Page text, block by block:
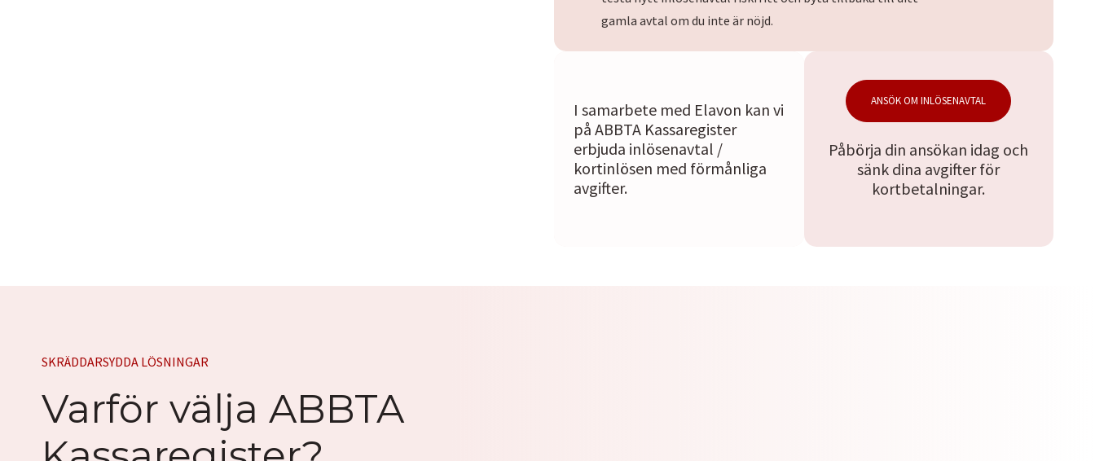
gamla avtal om du inte är nöjd.
I samarbete med Elavon kan vi
på ABBTA Kassaregister
erbjuda inlösenavtal /
kortinlösen med förmånliga
avgifter.
Påbörja din ansökan idag och
sänk dina avgifter för
kortbetalningar.
ANSÖK OM INLÖSENAVTAL
SKRÄDDARSYDDA LÖSNINGAR
Varför välja ABBTA